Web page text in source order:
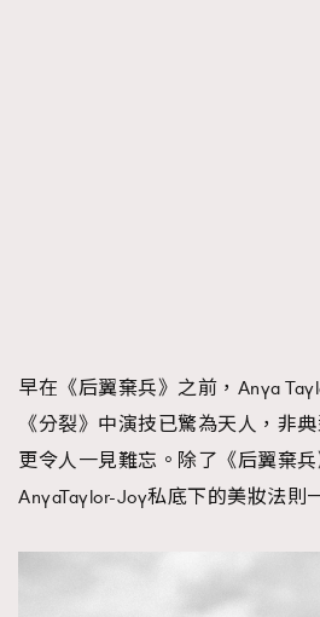
早在《后翼棄兵》之前，Anya
《分裂》中演技已驚為天人，非
更令人一見難忘。除了《后翼棄兵
AnyaTaylor-Joy私底下的美妝法則